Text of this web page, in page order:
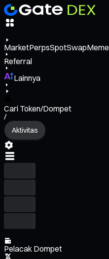
MarketPerpsSpotSwapMeme
Referral
Lainnya
Cari Token/Dompet
/
Aktivitas
Pelacak Dompet